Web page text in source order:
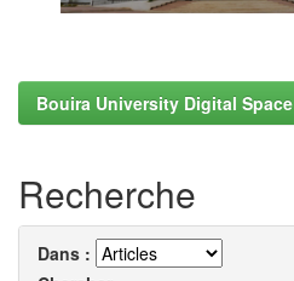
Bouira University Digital Space
Recherche
Dans :